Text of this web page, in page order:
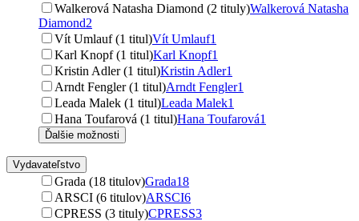
Walkerová Natasha Diamond (2 tituly)Walkerová Natasha
Diamond2
Vít Umlauf (1 titul)Vít Umlauf1
Karl Knopf (1 titul)Karl Knopf1
Kristin Adler (1 titul)Kristin Adler1
Arndt Fengler (1 titul)Arndt Fengler1
Leada Malek (1 titul)Leada Malek1
Hana Toufarová (1 titul)Hana Toufarová1
Ďalšie možnosti
Vydavateľstvo
Grada (18 titulov)Grada18
ARSCI (6 titulov)ARSCI6
CPRESS (3 tituly)CPRESS3